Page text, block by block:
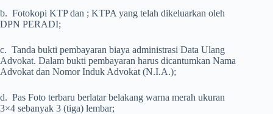
b. Fotokopi KTP dan ; KTPA yang telah dikeluarkan oleh
DPN PERADI;
c. Tanda bukti pembayaran biaya administrasi Data Ulang
Advokat. Dalam bukti pembayaran harus dicantumkan Nama
Advokat dan Nomor Induk Advokat (N.I.A.);
d. Pas Foto terbaru berlatar belakang warna merah ukuran
3×4 sebanyak 3 (tiga) lembar;